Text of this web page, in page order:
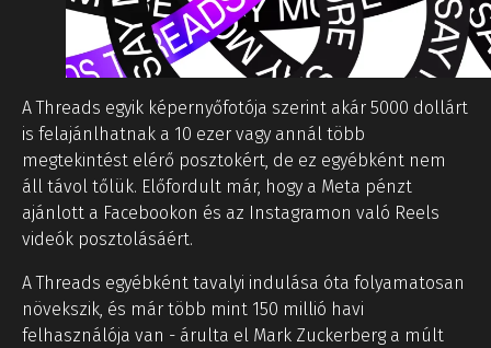
A Threads egyik képernyőfotója szerint akár 5000 dollárt
is felajánlhatnak a 10 ezer vagy annál több
megtekintést elérő posztokért, de ez egyébként nem
áll távol tőlük. Előfordult már, hogy a Meta pénzt
ajánlott a Facebookon és az Instagramon való Reels
videók posztolásáért.
A Threads egyébként tavalyi indulása óta folyamatosan
növekszik, és már több mint 150 millió havi
felhasználója van - árulta el Mark Zuckerberg a múlt